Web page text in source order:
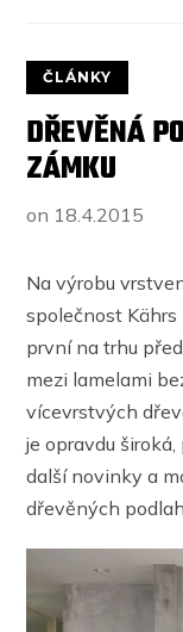
ČLÁNKY
DŘEVĚNÁ
ZÁMKU
on 18.4.2015
Na výrobu
společnost
první na trhu
mezi lamelami
vícevrstvých
je opravdu
další novinky a
dřevěných